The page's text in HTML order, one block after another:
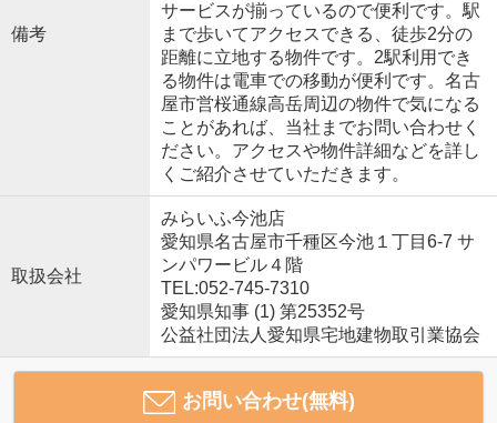
備考
サービスが揃っているので便利です。駅
まで歩いてアクセスできる、徒歩2分の
距離に立地する物件です。2駅利用でき
る物件は電車での移動が便利です。名古
屋市営桜通線高岳周辺の物件で気になる
ことがあれば、当社までお問い合わせく
ださい。アクセスや物件詳細などを詳し
くご紹介させていただきます。
取扱会社
みらいふ今池店
愛知県名古屋市千種区今池１丁目6-7 サ
ンパワービル４階
TEL:052-745-7310
愛知県知事 (1) 第25352号
公益社団法人愛知県宅地建物取引業協会
お問い合わせ(無料)